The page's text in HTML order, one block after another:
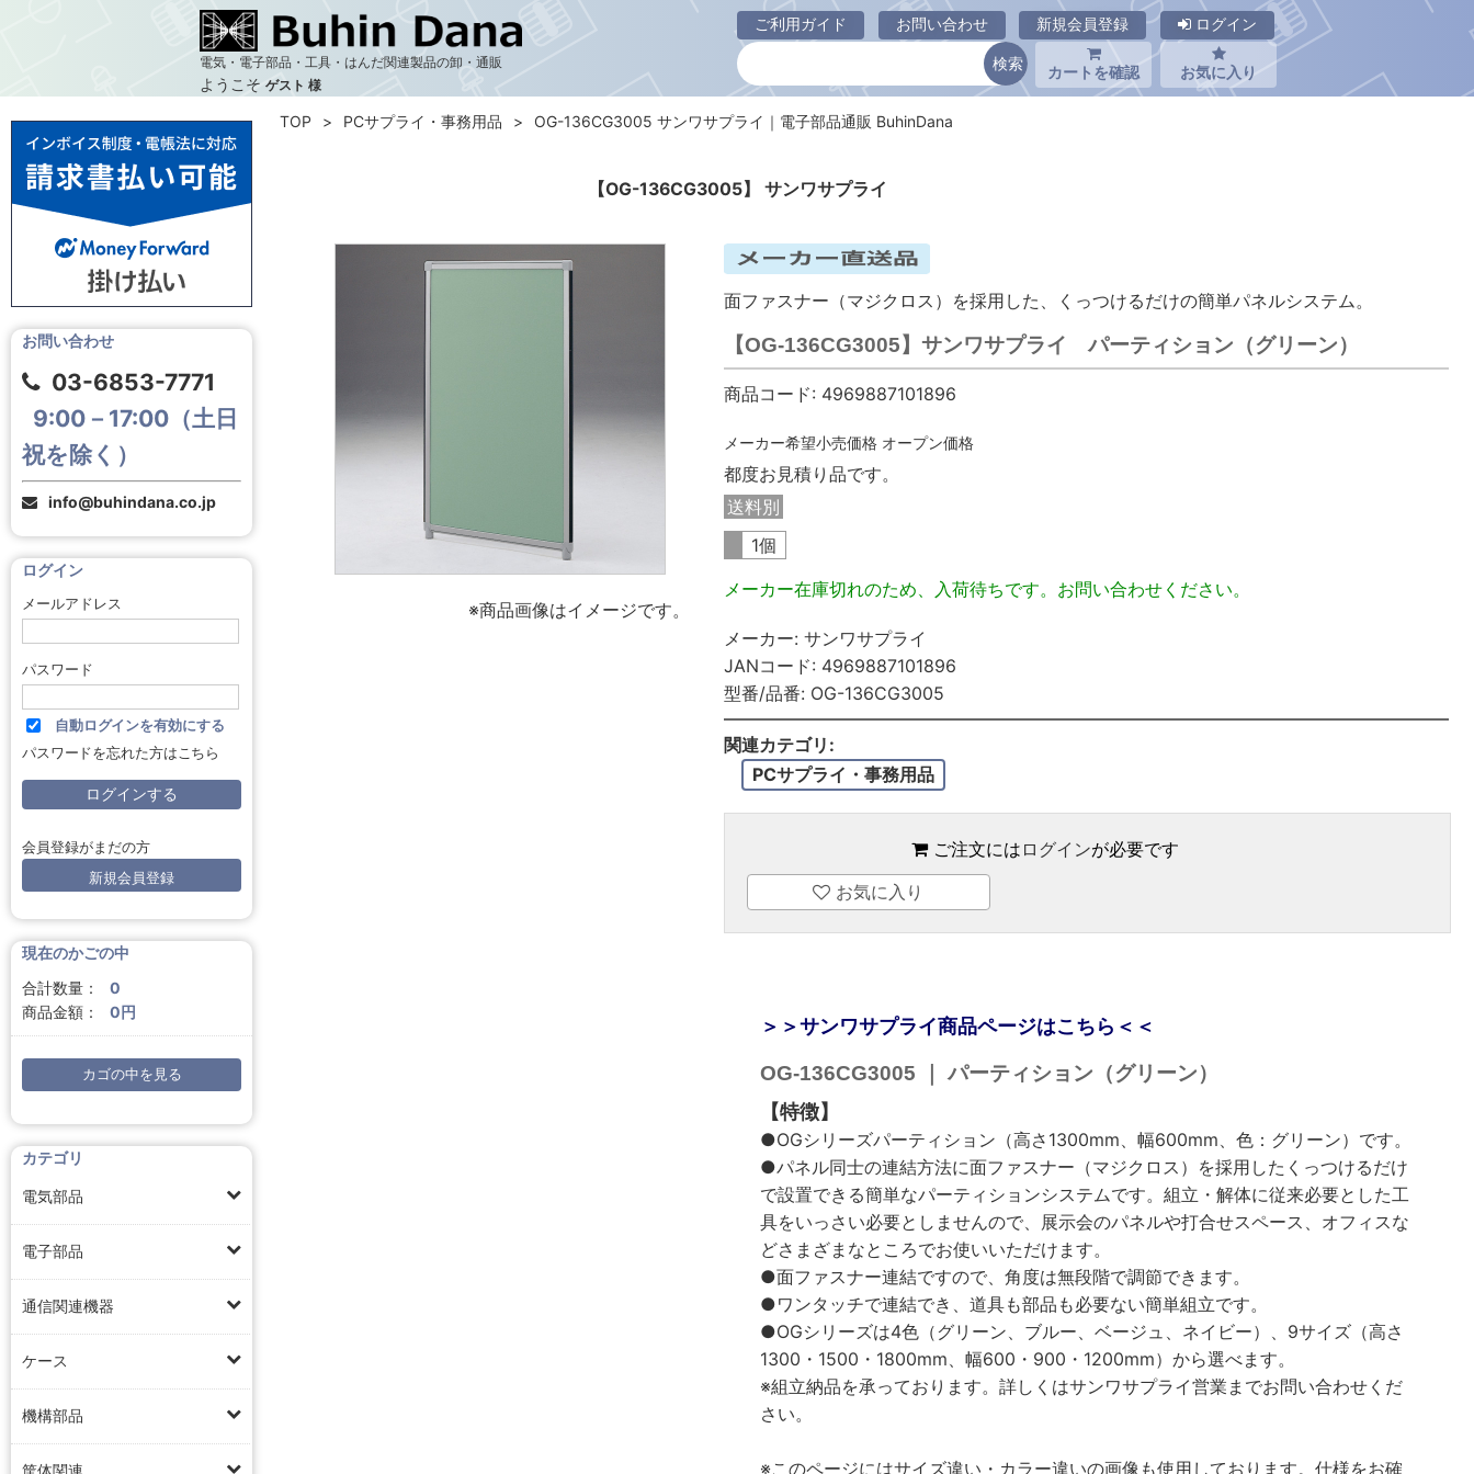
電気・電子部品・工具・はんだ関連製品の卸・通販
ようこそ ゲスト 様
ご利用ガイド お問い合わせ 新規会員登録 ログイン
カートを確認 お気に入り
【OG-136CG3005】 サンワサプライ
お問い合わせ
03-6853-7771
9:00－17:00（土日
祝を除く）
info@buhindana.co.jp
ログイン
メールアドレス
パスワード
自動ログインを有効にする
パスワードを忘れた方はこちら
会員登録がまだの方
新規会員登録
現在のかごの中
合計数量：
0
商品金額：
0円
カゴの中を見る
カテゴリ
電気部品
電子部品
通信関連機器
ケース
機構部品
筐体関連
TOP PCサプライ・事務用品 OG-136CG3005 サンワサプライ｜電子部品通販 BuhinDana
※商品画像はイメージです。
面ファスナー（マジクロス）を採用した、くっつけるだけの簡単パネルシステム。
【OG-136CG3005】サンワサプライ パーティション（グリーン）
商品コード: 4969887101896
メーカー希望小売価格 オープン価格
都度お見積り品です。
送料別
1個
メーカー在庫切れのため、入荷待ちです。お問い合わせください。
メーカー: サンワサプライ
JANコード: 4969887101896
型番/品番: OG-136CG3005
関連カテゴリ:
PCサプライ・事務用品
ご注文には ログインが必要です
お気に入り
＞＞サンワサプライ商品ページはこちら＜＜
OG-136CG3005 ｜ パーティション（グリーン）
【特徴】
●OGシリーズパーティション（高さ1300mm、幅600mm、色：グリーン）です。
●パネル同士の連結方法に面ファスナー（マジクロス）を採用したくっつけるだけ
で設置できる簡単なパーティションシステムです。組立・解体に従来必要とした工
具をいっさい必要としませんので、展示会のパネルや打合せスペース、オフィスな
どさまざまなところでお使いいただけます。
●面ファスナー連結ですので、角度は無段階で調節できます。
●ワンタッチで連結でき、道具も部品も必要ない簡単組立です。
●OGシリーズは4色（グリーン、ブルー、ベージュ、ネイビー）、9サイズ（高さ
1300・1500・1800mm、幅600・900・1200mm）から選べます。
※組立納品を承っております。詳しくはサンワサプライ営業までお問い合わせくだ
さい。
※このページにはサイズ違い・カラー違いの画像も使用しております。仕様をお確